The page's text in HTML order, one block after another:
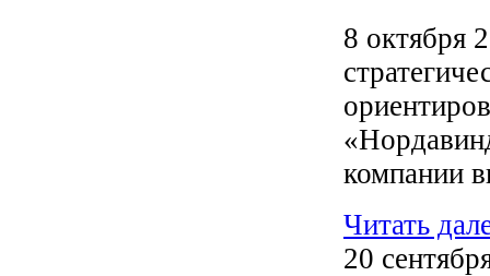
8 октября
компании
Читать
20